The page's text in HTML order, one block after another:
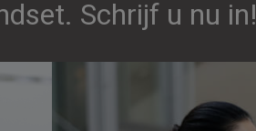
Schrijf u nu in!